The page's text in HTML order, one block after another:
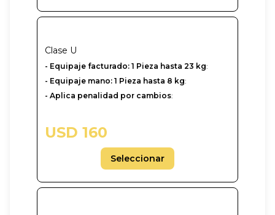
Clase U
-‎ Equipaje facturado: 1 Pieza hasta 23 kg:
- Equipaje mano: 1 Pieza hasta 8 kg:
- Aplica penalidad por cambios:
USD 160
Seleccionar